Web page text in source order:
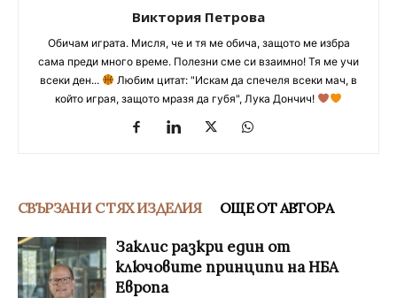
Виктория Петрова
Обичам играта. Мисля, че и тя ме обича, защото ме избра
сама преди много време. Полезни сме си взаимно! Тя ме учи
всеки ден...
Любим цитат: "Искам да спечеля всеки мач, в
който играя, защото мразя да губя", Лука Дончич!
СВЪРЗАНИ С ТЯХ ИЗДЕЛИЯ ОЩЕ ОТ АВТОРА
Заклис разкри един от
ключовите принципи на НБА
Европа